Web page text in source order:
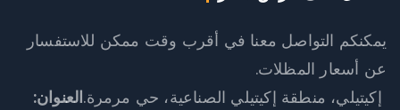
يمكنكم التواصل معنا في أقرب وقت ممكن للاستفسار
عن أسعار المظلات.
العنوان:إكيتيلي، منطقة إكيتيلي الصناعية، حي مرمرة.